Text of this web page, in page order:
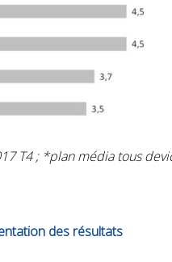
T4 ; *plan média tous
des résultats